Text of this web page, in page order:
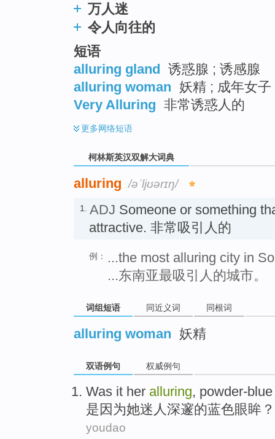
万人迷
令人向往的
短语
alluring gland 诱惑腺 ; 诱感腺
alluring woman 妖精 ; 成年女子
Very Alluring 非常诱惑人的
更多网络短语
柯林斯英汉双解大词典
alluring /əˈljʊərɪŋ/
1. ADJ Someone or something
attractive. 非常吸引人的
例：
...the most alluring city in
...东南亚最吸引人的城市。
词组短语 同近义词 同根词
alluring woman 妖精
双语例句 权威例句
Was it her alluring, powder-
是因为她迷人深邃的蓝色眼眸 ？
youdao